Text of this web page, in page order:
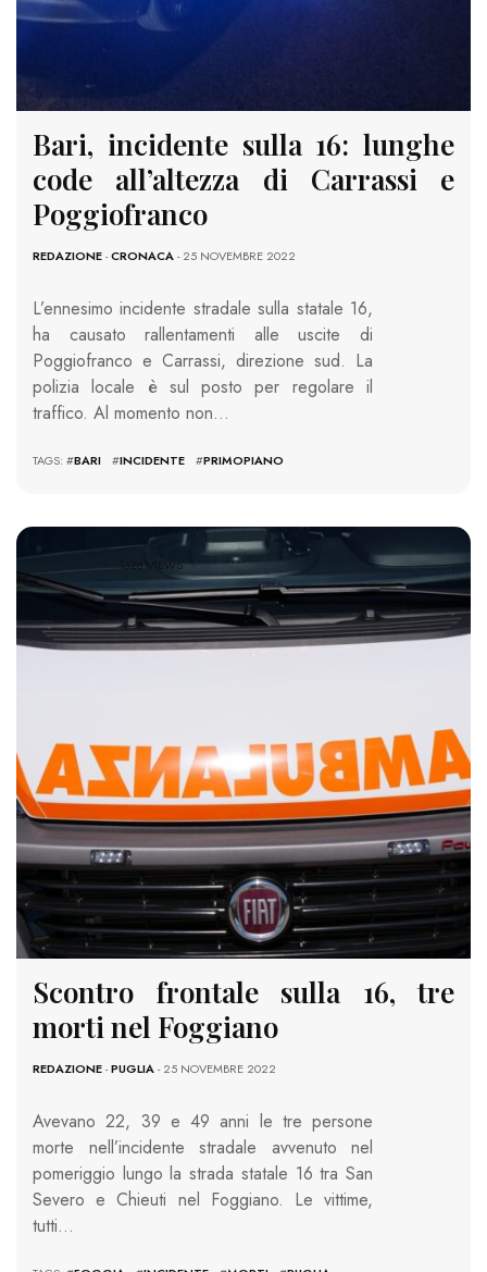
Bari, incidente sulla 16: lunghe
code all’altezza di Carrassi e
Poggiofranco
REDAZIONE-CRONACA- 25 NOVEMBRE 2022
L’ennesimo incidente stradale sulla statale 16,
ha causato rallentamenti alle uscite di
Poggiofranco e Carrassi, direzione sud. La
polizia locale è sul posto per regolare il
traffico. Al momento non…
TAGS: #BARI #INCIDENTE #PRIMOPIANO
1326 VIEWS
Scontro frontale sulla 16, tre
morti nel Foggiano
REDAZIONE-PUGLIA- 25 NOVEMBRE 2022
Avevano 22, 39 e 49 anni le tre persone
morte nell’incidente stradale avvenuto nel
pomeriggio lungo la strada statale 16 tra San
Severo e Chieuti nel Foggiano. Le vittime,
tutti…